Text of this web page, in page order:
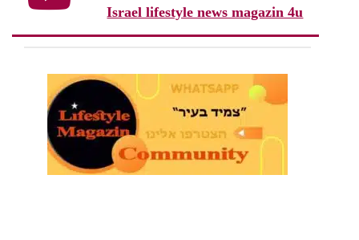
Israel lifestyle news magazin 4u